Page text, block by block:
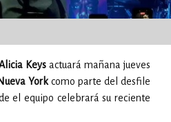
Keys actuará mañana jueves
Yorkcomo parte del desfile
el equipo celebrará su reciente